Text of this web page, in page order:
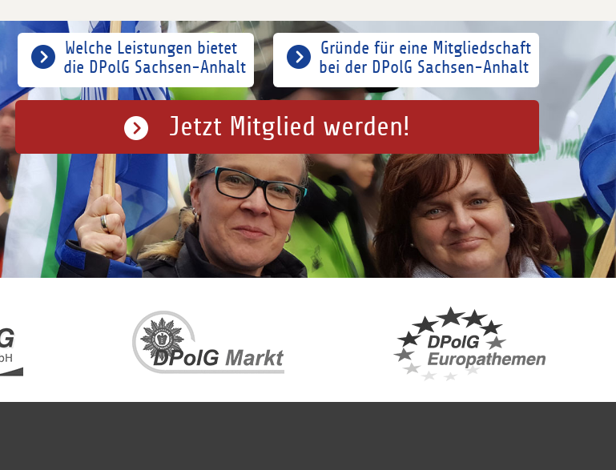
Gründe für eine Mitgliedschaft
bei der DPolG Sachsen-Anhalt
Welche Leistungen bietet
die DPolG Sachsen-Anhalt
Jetzt Mitglied werden!